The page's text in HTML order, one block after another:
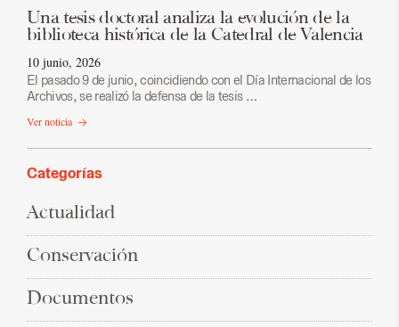
Una tesis doctoral analiza la evolución de la
biblioteca histórica de la Catedral de Valencia
10 junio, 2026
El pasado 9 de junio, coincidiendo con el Día Internacional de los
Archivos, se realizó la defensa de la tesis …
Ver noticia
Categorías
Actualidad
Conservación
Documentos